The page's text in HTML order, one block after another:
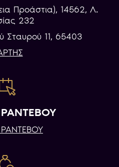
Προάστια), 14562, Λ.
232
Σταυρού 11, 65403
ΡΑΝΤΕΒΟΥ
ΡΑΝΤΕΒΟΥ